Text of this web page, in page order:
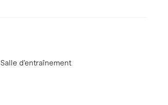
Salle d’entraînement